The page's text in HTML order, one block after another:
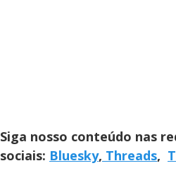
Siga nosso conteúdo nas
sociais: Bluesky, Threads,